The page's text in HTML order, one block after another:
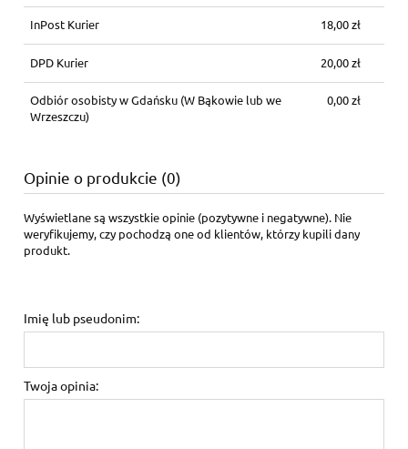
InPost Kurier 18,00 zł
DPD Kurier 20,00 zł
Odbiór osobisty w Gdańsku(W Bąkowie lub we
Wrzeszczu)
0,00 zł
Opinie o produkcie (0)
Wyświetlane są wszystkie opinie (pozytywne i negatywne). Nie
weryfikujemy, czy pochodzą one od klientów, którzy kupili dany
produkt.
Imię lub pseudonim:
Twoja opinia: